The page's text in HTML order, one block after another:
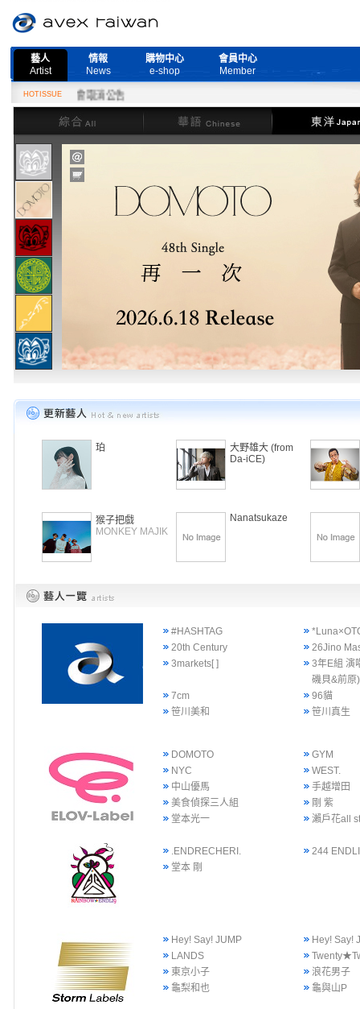
藝人
Artist
情報
News
購物中心
e-shop
會員中心
Member
HOTISSUE
唱會取消公告
綜合
華語 東洋
珀
大野雄大 (from
Da-iCE)
猴子把戲
MONKEY MAJIK
Nanatsukaze
#HASHTAG
20th Century
26Jino
3markets[ ]
3年E組 演
磯貝&前原)
7cm
96貓
笹川美和
笹川真生
DOMOTO
GYM
NYC
WEST.
中山優馬
手越增田
美食偵探三人組
剛 紫
堂本光一
瀨戶花all
.ENDRECHERI.
244
堂本 剛
Hey! Say! JUMP
Hey! Say!
LANDS
東京小子
浪花男子
龜梨和也
龜與山P